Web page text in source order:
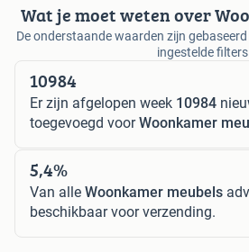
Wat je moet weten over
De onderstaande waarden zijn
ingestelde filters
10984
Er zijn afgelopen week 10984
toegevoegd voorWoonkamer
5,4%
Van alle Woonkamer meubels
beschikbaar voor verzending.